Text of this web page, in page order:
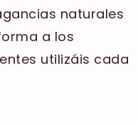
naturales
a los
utilizáis cada